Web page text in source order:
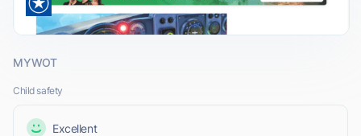
MYWOT
Child safety
Excellent